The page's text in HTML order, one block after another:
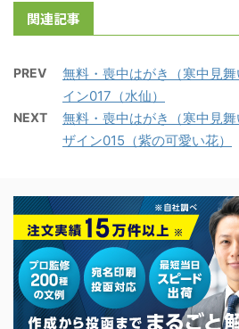
関連記事
PREV
無料・喪中はがき（寒中見
イン017（水仙）
NEXT
無料・喪中はがき（寒中見
ザイン015（紫の可愛い花）